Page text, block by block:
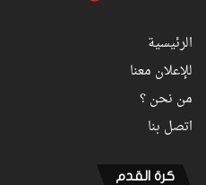
الرئيسية
للإعلان معنا
من نحن ؟
اتصل بنا
كرة القدم